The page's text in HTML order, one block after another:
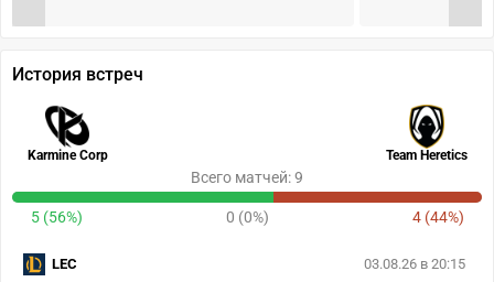
История встреч
Karmine Corp Team Heretics
Всего матчей: 9
5 (56%) 0 (0%) 4 (44%)
03.08.26 в 20:15
LEC